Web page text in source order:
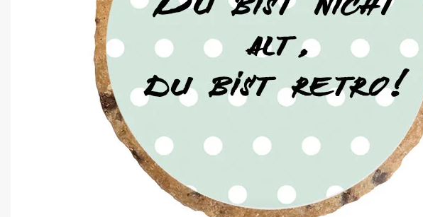
Platz für Plätzchen: 5 Fakten zu
Weihnachtsgebäck
Sind
KEKSE?
MotivKEKS-
Designer